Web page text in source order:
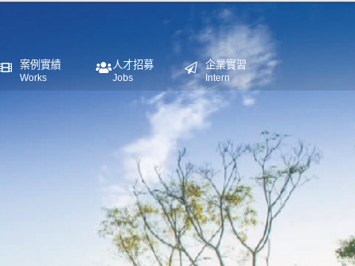
案例實績 人才招募 企業實習